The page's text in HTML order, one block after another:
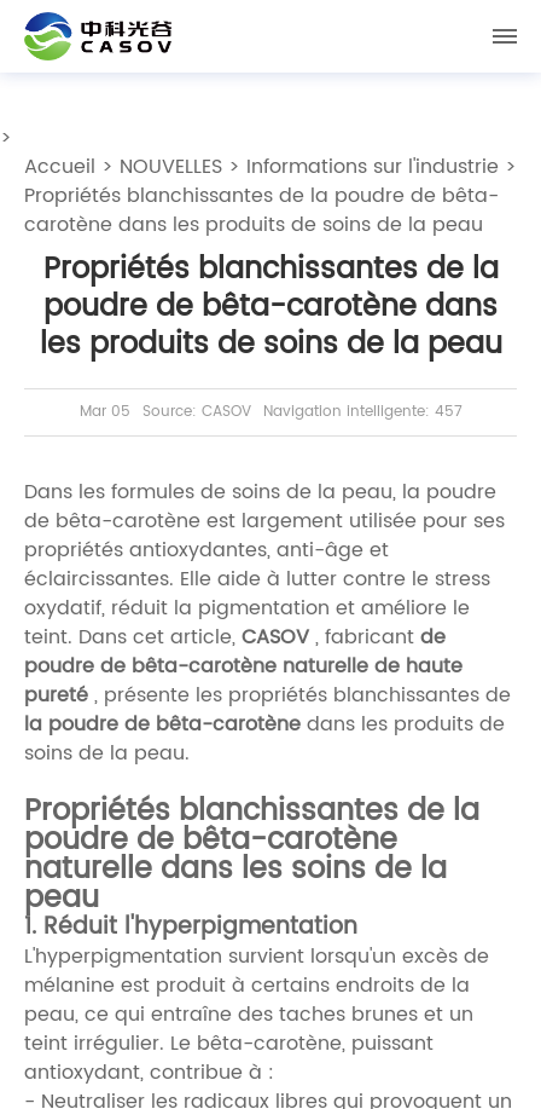
>
Accueil > NOUVELLES > Informations sur l'industrie >
Propriétés blanchissantes de la poudre de bêta-
carotène dans les produits de soins de la peau
Propriétés blanchissantes de la
poudre de bêta-carotène dans
les produits de soins de la peau
Mar 05 Source: CASOV Navigation intelligente: 457
Dans les formules de soins de la peau, la poudre
de bêta-carotène est largement utilisée pour ses
propriétés antioxydantes, anti-âge et
éclaircissantes. Elle aide à lutter contre le stress
oxydatif, réduit la pigmentation et améliore le
teint. Dans cet article,CASOV, fabricantde
poudre de bêta-carotène naturelle de haute
pureté, présente les propriétés blanchissantes de
la poudre de bêta-carotènedans les produits de
soins de la peau.
Propriétés blanchissantes de la
poudre de bêta-carotène
naturelle dans les soins de la
peau
1. Réduit l'hyperpigmentation
L'hyperpigmentation survient lorsqu'un excès de
mélanine est produit à certains endroits de la
peau, ce qui entraîne des taches brunes et un
teint irrégulier. Le bêta-carotène, puissant
antioxydant, contribue à :
- Neutraliser les radicaux libres qui provoquent un